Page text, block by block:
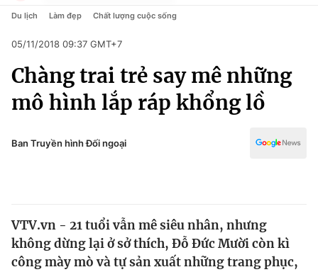
Chuyên mục
Chính trị
Thế giới
Chính trị
Pháp luật
Kinh tế
Thể thao
Truyền hình
Y tế
Du lịch Làm đẹp Chất lượng cuộc sống
05/11/2018 09:37 GMT+7
Chàng trai trẻ say mê những
mô hình lắp ráp khổng lồ
Ban Truyền hình Đối ngoại
VTV.vn - 21 tuổi vẫn mê siêu nhân, nhưng
không dừng lại ở sở thích, Đỗ Đức Mười còn kì
công mày mò và tự sản xuất những trang phục,